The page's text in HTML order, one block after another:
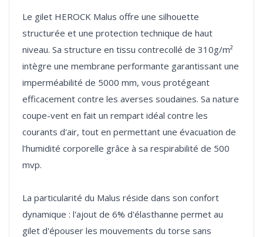
Le gilet HEROCK Malus offre une silhouette
structurée et une protection technique de haut
niveau. Sa structure en tissu contrecollé de 310g/m²
intègre une membrane performante garantissant une
imperméabilité de 5000 mm, vous protégeant
efficacement contre les averses soudaines. Sa nature
coupe-vent en fait un rempart idéal contre les
courants d'air, tout en permettant une évacuation de
l'humidité corporelle grâce à sa respirabilité de 500
mvp.
La particularité du Malus réside dans son confort
dynamique : l'ajout de 6% d'élasthanne permet au
gilet d'épouser les mouvements du torse sans